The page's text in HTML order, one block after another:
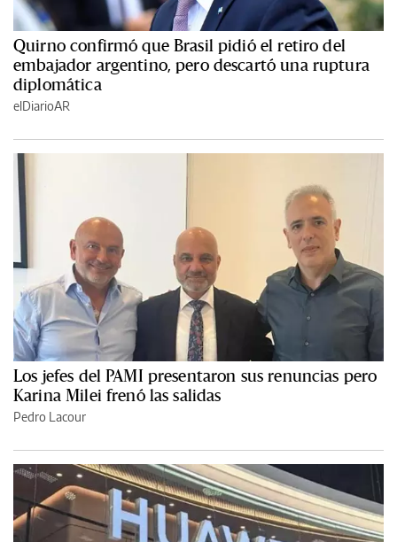
Quirno confirmó que Brasil pidió el retiro del
embajador argentino, pero descartó una ruptura
diplomática
elDiarioAR
Los jefes del PAMI presentaron sus renuncias pero
Karina Milei frenó las salidas
Pedro Lacour